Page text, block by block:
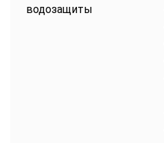
водозащиты